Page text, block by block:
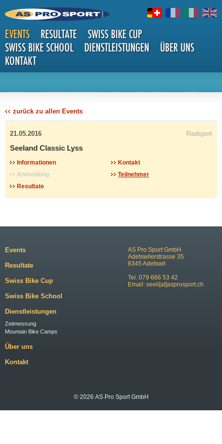
EVENTS RESULTATE
SWISS BIKE CUP
SWISS BIKE SCHOOL
DIENSTLEISTUNGEN
ÜBER UNS
KONTAKT
DETAILS
zurück zu allen Events
21.05.2016 Radsport
Seeland Classic Lyss
Informationen
Kontakt
Anmeldung
Teilnehmer
Resultate
AS Pro Sport GmbH
Adetswilerstrasse 35
8345 Adetswil
Tel. 079 666 53 42
Email: seeli[at]asprosport.ch
Events
Resultate
Swiss Bike Cup
Swiss Bike School
Dienstleistungen
Zeitmessung
Mountain Bike Camps
Über uns
Kontakt
© 2026 AS Pro Sport GmbH